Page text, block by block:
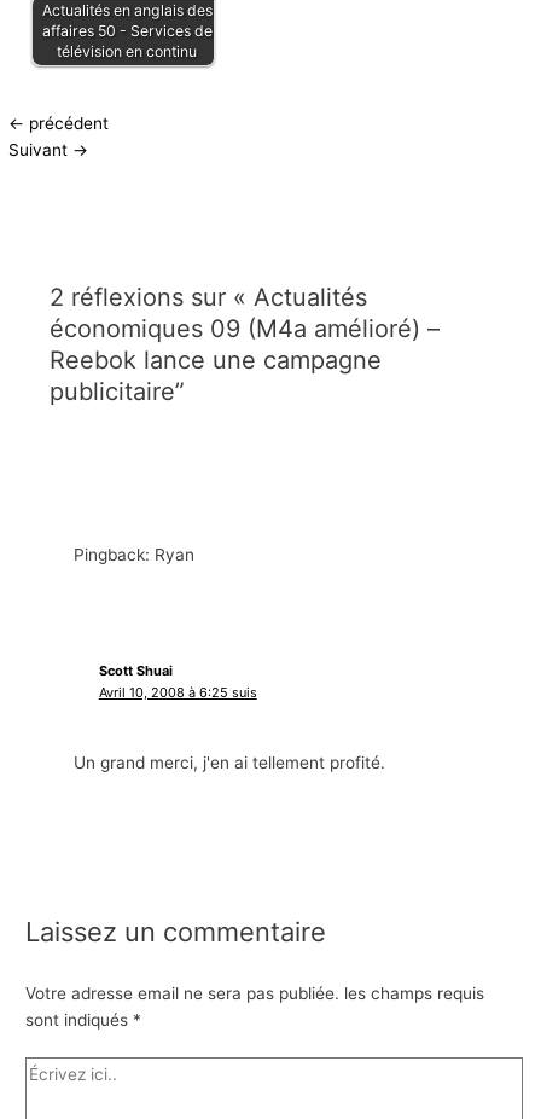
Actualités en anglais des
affaires 50 - Services de
télévision en continu
← précédent
Suivant →
2 réflexions sur « Actualités
économiques 09 (M4a amélioré) –
Reebok lance une campagne
publicitaire”
Pingback: Ryan
Scott Shuai
Avril 10, 2008 à 6:25 suis
Un grand merci, j'en ai tellement profité.
Laissez un commentaire
Votre adresse email ne sera pas publiée. les champs requis
sont indiqués *